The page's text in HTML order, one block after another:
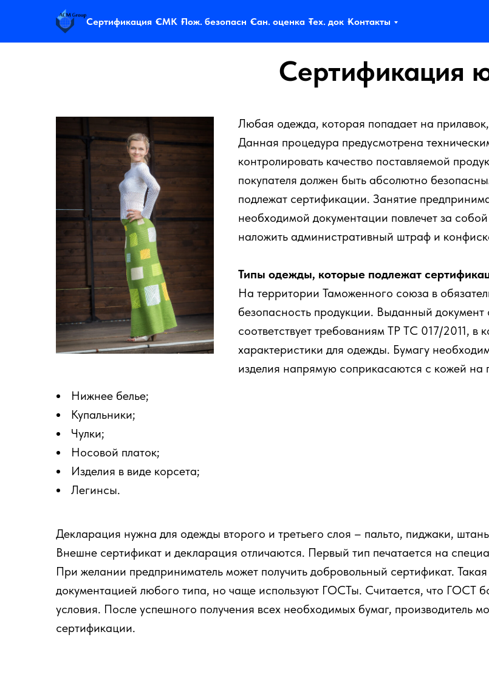
Сертификация СМК Пож. безопасн Сан. оценка Тех. док Контакты
Сертификация
Любая одежда, которая попадает на
Данная процедура предусмотрена
контролировать качество поставляемой
покупателя должен быть абсолютно
подлежат сертификации. Занятие
необходимой документации повлечет за
наложить административный штраф и
Типы одежды, которые подлежат
На территории Таможенного союза в
безопасность продукции. Выданный документ
соответствует требованиям ТР ТС 017/2011,
характеристики для одежды. Бумагу
изделия напрямую соприкасаются с кожей на
Нижнее белье;
Купальники;
Чулки;
Носовой платок;
Изделия в виде корсета;
Легинсы.
Декларация нужна для одежды второго и третьего слоя – пальто, пиджаки,
Внешне сертификат и декларация отличаются. Первый тип печатается на
При желании предприниматель может получить добровольный сертификат.
документацией любого типа, но чаще используют ГОСТы. Считается, что ГОСТ
условия. После успешного получения всех необходимых бумаг, производитель
сертификации.